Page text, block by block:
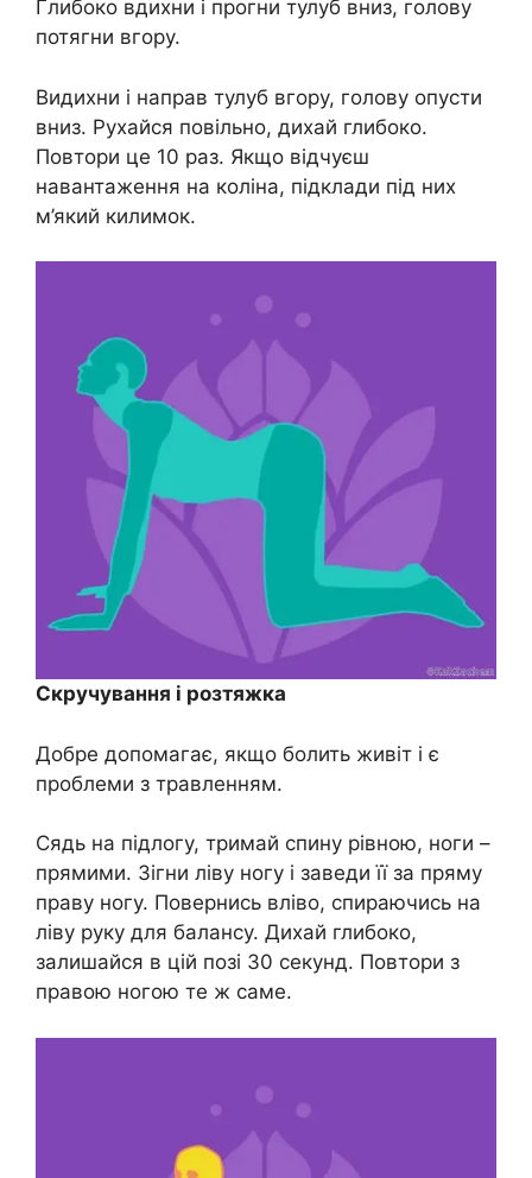
Глибоко вдихни і прогни тулуб вниз, голову
потягни вгору.
Видихни і направ тулуб вгору, голову опусти
вниз. Рухайся повільно, дихай глибоко.
Повтори це 10 раз. Якщо відчуєш
навантаження на коліна, підклади під них
м’який килимок.
Скручування і розтяжка
Добре допомагає, якщо болить живіт і є
проблеми з травленням.
Сядь на підлогу, тримай спину рівною, ноги –
прямими. Зігни ліву ногу і заведи її за пряму
праву ногу. Повернись вліво, спираючись на
ліву руку для балансу. Дихай глибоко,
залишайся в цій позі 30 секунд. Повтори з
правою ногою те ж саме.